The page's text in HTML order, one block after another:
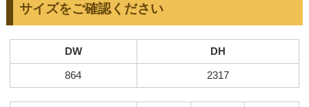
サイズをご確認ください
DW DH
864 2317